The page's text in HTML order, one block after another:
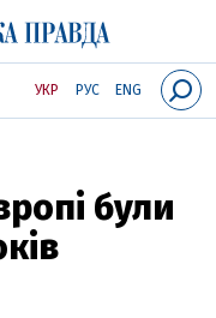
УКР РУС ENG
були